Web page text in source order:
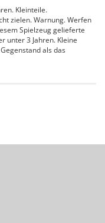
Kleinteile.
zielen. Warnung. Werfen
Spielzeug gelieferte
unter 3 Jahren. Kleine
als das